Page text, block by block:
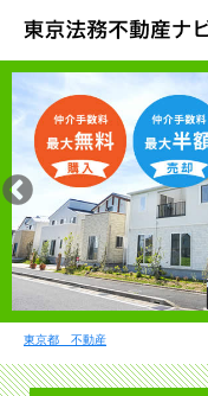
東京都 不動産